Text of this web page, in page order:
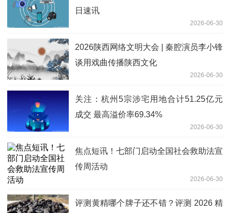
日速讯
2026-06-30
2026陕西网络文明大会 | 秦腔演员李小锋
谈用戏曲传播陕西文化
2026-06-30
关注：杭州5宗涉宅用地合计51.25亿元
成交 最高溢价率69.34%
2026-06-30
焦点短讯！七部门启动全国社会救助法宣
传周活动
2026-06-30
评测黄精哪个牌子还不错？评测 2026 精